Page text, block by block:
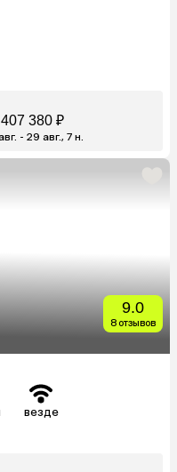
380 ₽
- 29 авг., 7 н.
9.0
8 отзывов
везде